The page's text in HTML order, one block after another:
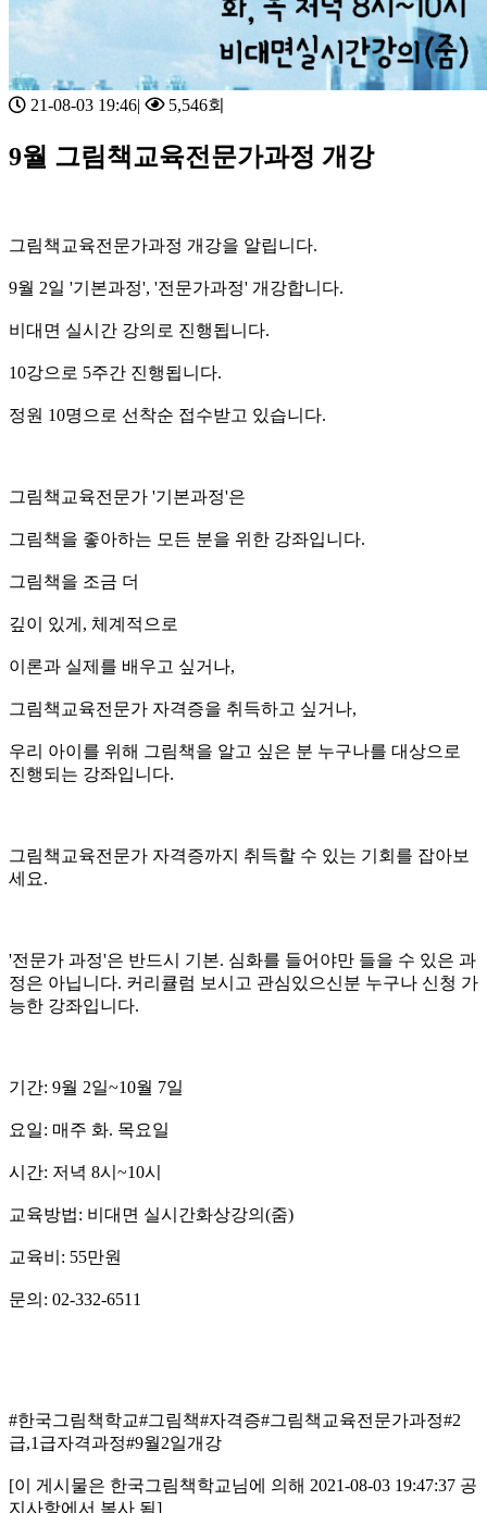
21-08-03 19:46| 5,546회
9월 그림책교육전문가과정 개강
그림책교육전문가과정 개강을 알립니다.
9월 2일 '기본과정', '전문가과정' 개강합니다.
비대면 실시간 강의로 진행됩니다.
10강으로 5주간 진행됩니다.
정원 10명으로 선착순 접수받고 있습니다.
그림책교육전문가 '기본과정'은
그림책을 좋아하는 모든 분을 위한 강좌입니다.
그림책을 조금 더
깊이 있게, 체계적으로
이론과 실제를 배우고 싶거나,
그림책교육전문가 자격증을 취득하고 싶거나,
우리 아이를 위해 그림책을 알고 싶은 분 누구나를 대상으로
진행되는 강좌입니다.
그림책교육전문가 자격증까지 취득할 수 있는 기회를 잡아보
세요.
'전문가 과정'은 반드시 기본. 심화를 들어야만 들을 수 있은 과
정은 아닙니다. 커리큘럼 보시고 관심있으신분 누구나 신청 가
능한 강좌입니다.
기간: 9월 2일~10월 7일
요일: 매주 화. 목요일
시간: 저녁 8시~10시
교육방법: 비대면 실시간화상강의(줌)
교육비: 55만원
문의: 02-332-6511
#한국그림책학교#그림책#자격증#그림책교육전문가과정#2
급,1급자격과정#9월2일개강
[이 게시물은 한국그림책학교님에 의해 2021-08-03 19:47:37 공
지사항에서 복사 됨]